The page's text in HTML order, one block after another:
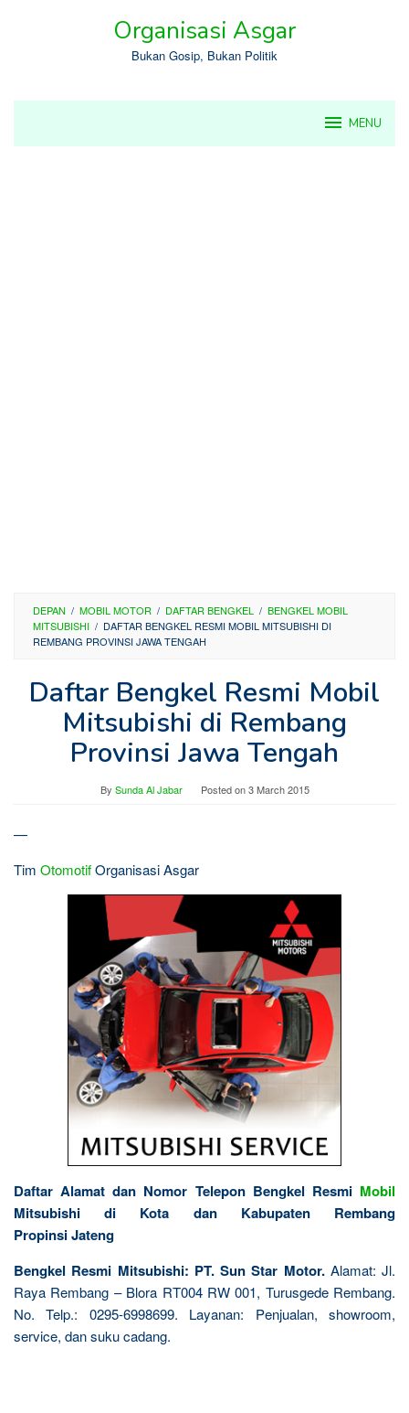
Organisasi Asgar
Bukan Gosip, Bukan Politik
MENU
DEPAN / MOBIL MOTOR / DAFTAR BENGKEL / BENGKEL MOBIL
MITSUBISHI / DAFTAR BENGKEL RESMI MOBIL MITSUBISHI DI
REMBANG PROVINSI JAWA TENGAH
Daftar Bengkel Resmi Mobil
Mitsubishi di Rembang
Provinsi Jawa Tengah
By Sunda Al Jabar Posted on3 March 2015
—
Tim OtomotifOrganisasi Asgar
Daftar Alamat dan Nomor Telepon Bengkel Resmi Mobil
Mitsubishi di Kota dan Kabupaten Rembang
Propinsi Jateng
Bengkel Resmi Mitsubishi: PT. Sun Star Motor.Alamat: Jl.
Raya Rembang – Blora RT004 RW 001, Turusgede Rembang.
No. Telp.: 0295-6998699. Layanan: Penjualan, showroom,
service, dan suku cadang.